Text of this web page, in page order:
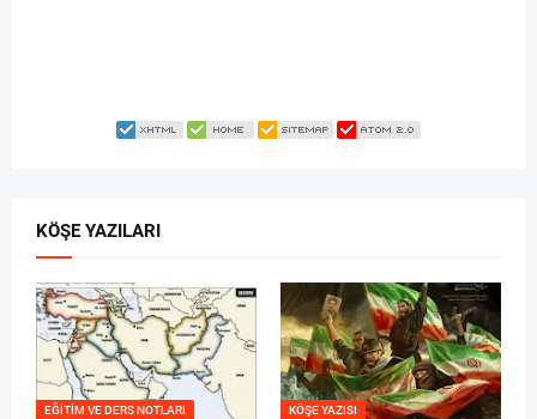
KÖŞE YAZILARI
EĞITIM VE DERS NOTLARI KÖŞE YAZISI